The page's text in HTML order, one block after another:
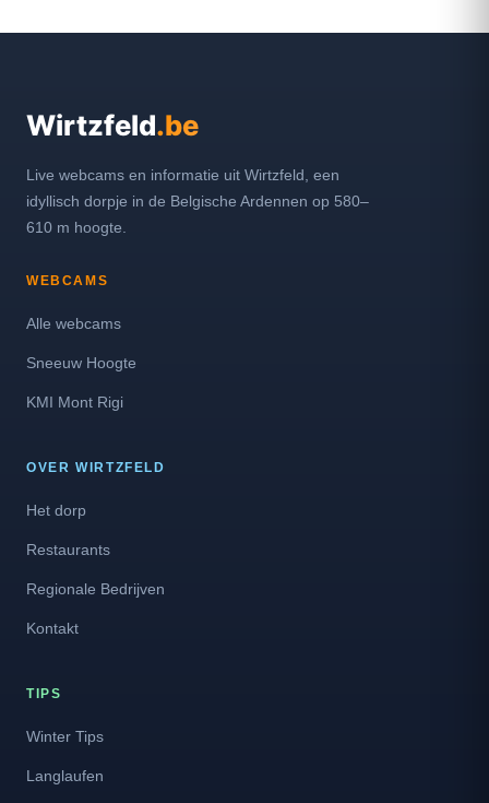
Wirtzfeld.be
Live webcams en informatie uit Wirtzfeld, een
idyllisch dorpje in de Belgische Ardennen op 580–
610 m hoogte.
WEBCAMS
Alle webcams
Sneeuw Hoogte
KMI Mont Rigi
OVER WIRTZFELD
Het dorp
Restaurants
Regionale Bedrijven
Kontakt
TIPS
Winter Tips
Langlaufen